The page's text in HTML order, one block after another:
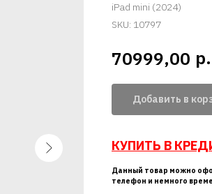
iPad mini (2024)
SKU: 10797
70999,00 р.
Добавить в
КУПИТЬ В
Данный товар можно
телефон и немного